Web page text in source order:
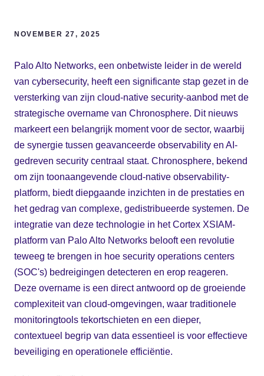
NOVEMBER 27, 2025
Palo Alto Networks, een onbetwiste leider in de wereld
van cybersecurity, heeft een significante stap gezet in de
versterking van zijn cloud-native security-aanbod met de
strategische overname van Chronosphere. Dit nieuws
markeert een belangrijk moment voor de sector, waarbij
de synergie tussen geavanceerde observability en AI-
gedreven security centraal staat. Chronosphere, bekend
om zijn toonaangevende cloud-native observability-
platform, biedt diepgaande inzichten in de prestaties en
het gedrag van complexe, gedistribueerde systemen. De
integratie van deze technologie in het Cortex XSIAM-
platform van Palo Alto Networks belooft een revolutie
teweeg te brengen in hoe security operations centers
(SOC's) bedreigingen detecteren en erop reageren.
Deze overname is een direct antwoord op de groeiende
complexiteit van cloud-omgevingen, waar traditionele
monitoringtools tekortschieten en een dieper,
contextueel begrip van data essentieel is voor effectieve
beveiliging en operationele efficiëntie.